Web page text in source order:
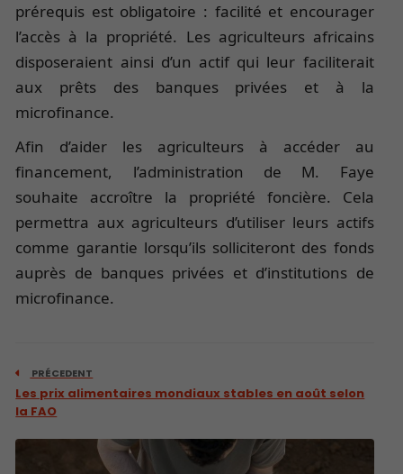
prérequis est obligatoire : facilité et encourager
l’accès à la propriété. Les agriculteurs africains
disposeraient ainsi d’un actif qui leur faciliterait
aux prêts des banques privées et à la
microfinance.
Afin d’aider les agriculteurs à accéder au
financement, l’administration de M. Faye
souhaite accroître la propriété foncière. Cela
permettra aux agriculteurs d’utiliser leurs actifs
comme garantie lorsqu’ils solliciteront des fonds
auprès de banques privées et d’institutions de
microfinance.
PRÉCEDENT
Les prix alimentaires mondiaux stables en août selon
la FAO